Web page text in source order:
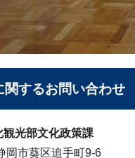
関するお問い合わせ
観光部文化政策課
市葵区追手町9-6